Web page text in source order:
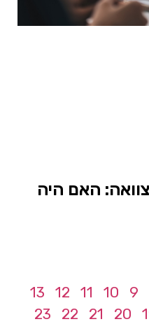
האם היה
9
10
11
12
13
20
21
22
23